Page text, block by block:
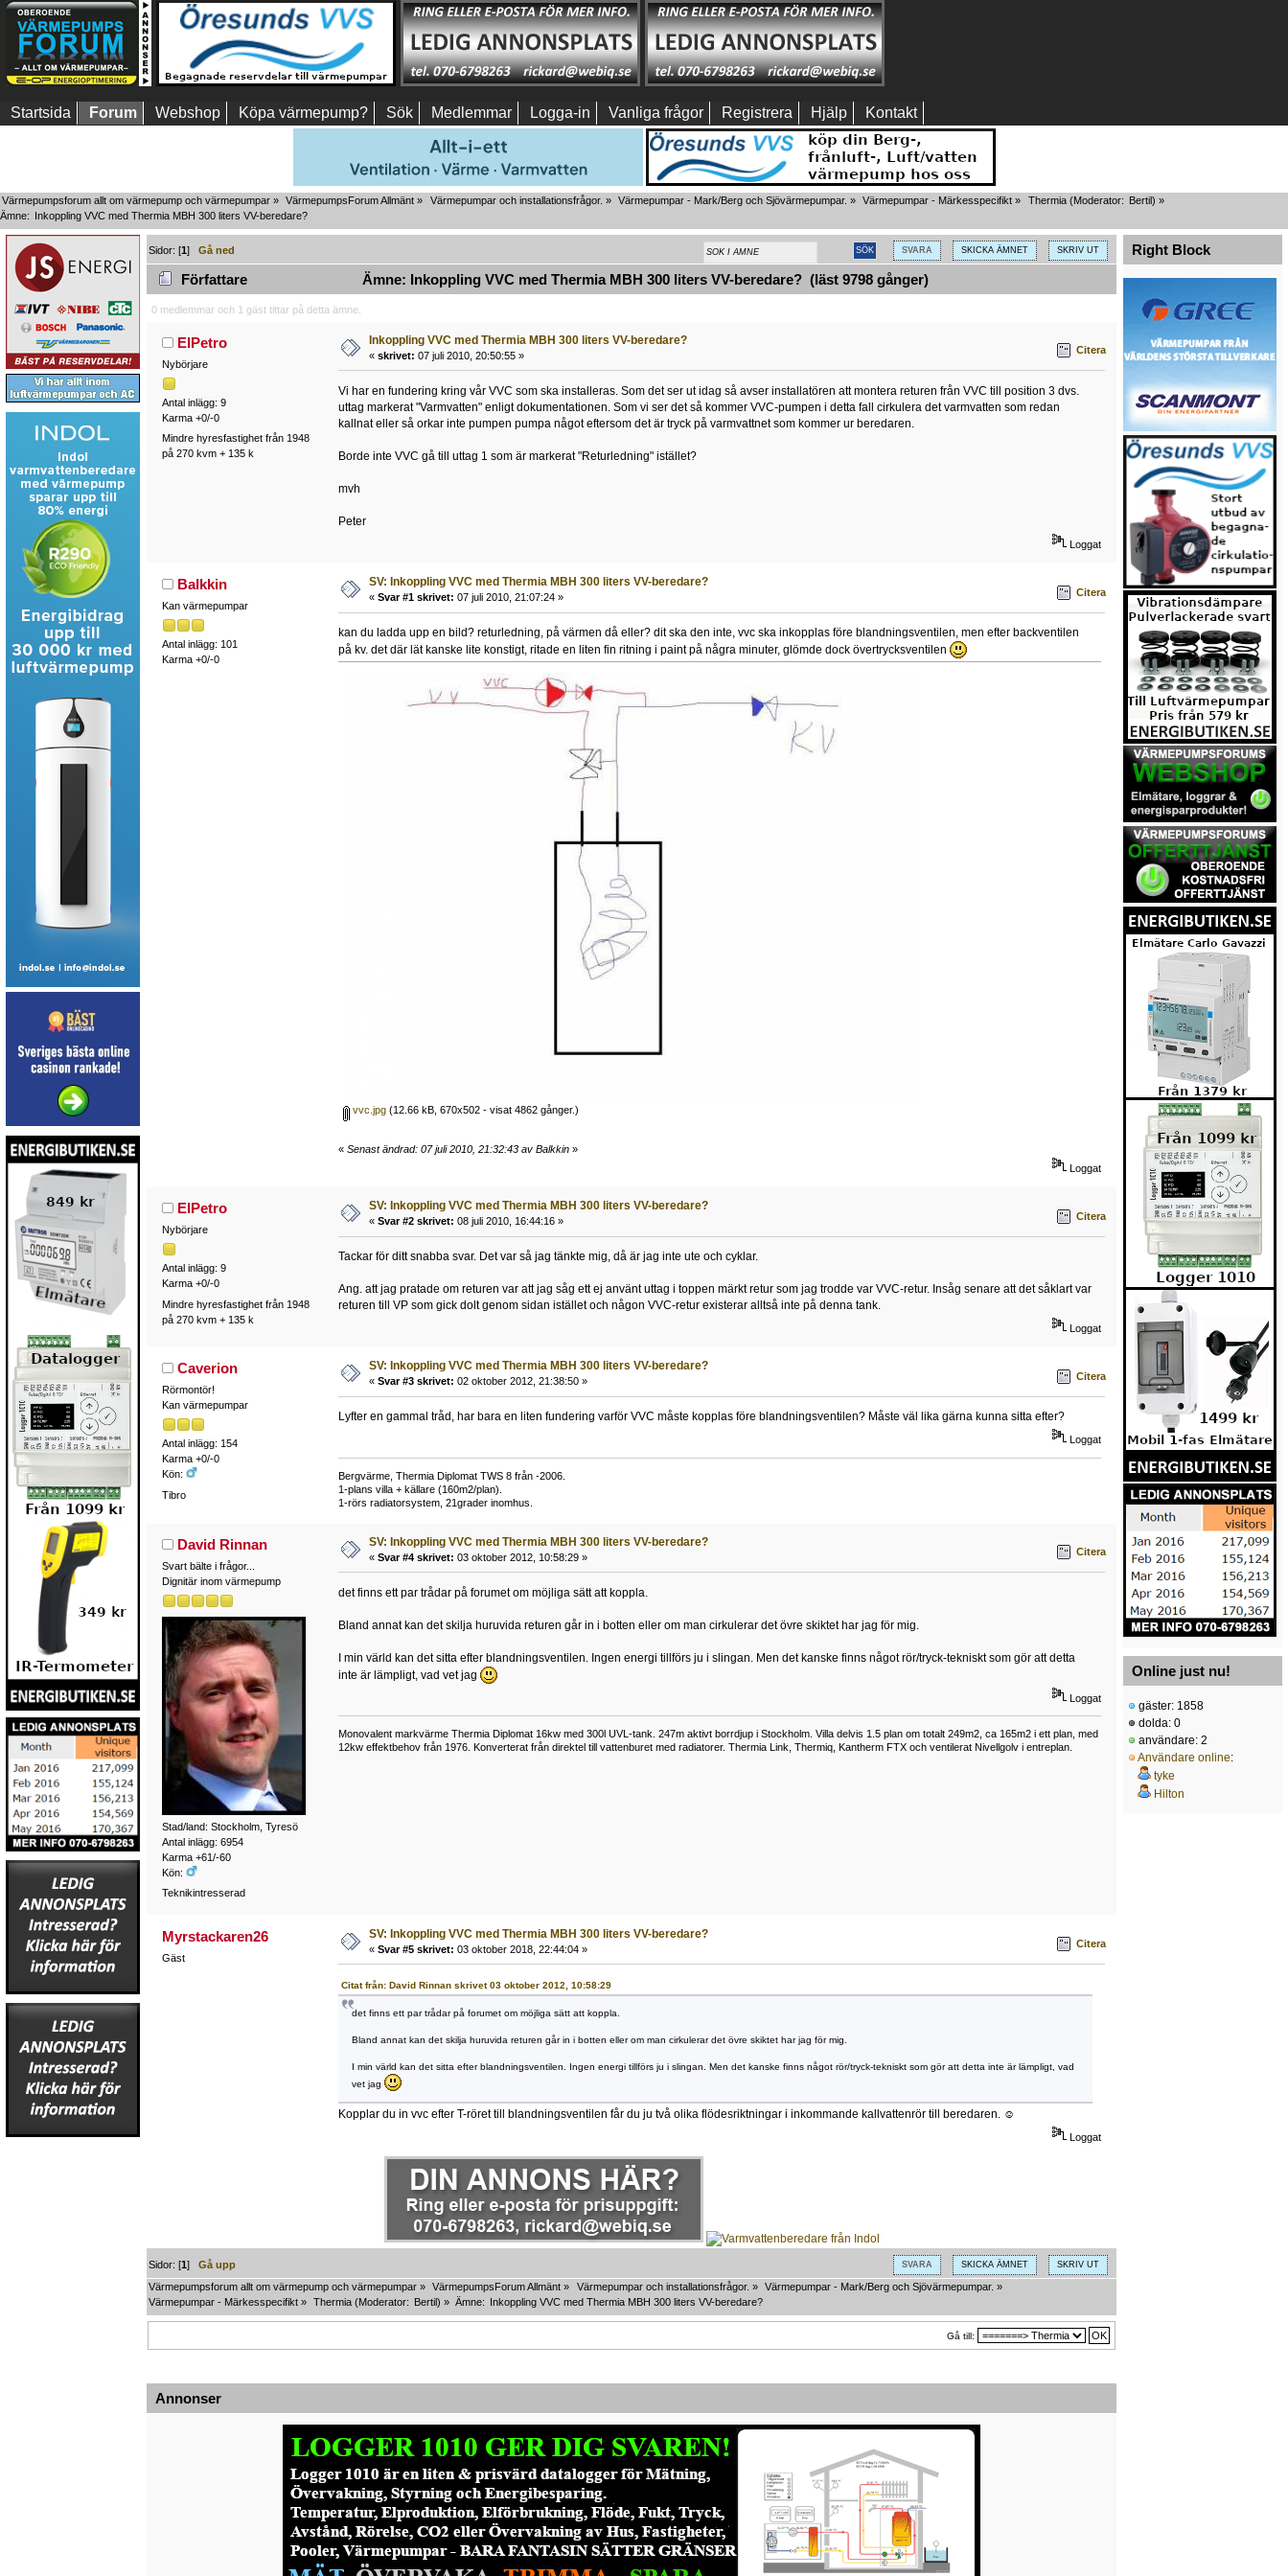
Startsida Forum Webshop Köpa värmepump? Sök Medlemmar Logga-in Vanliga frågor Registrera Hjälp Kontakt
Värmepumpsforum allt om värmepump och värmepumpar » VärmepumpsForum Allmänt » Värmepumpar och installationsfrågor. » Värmepumpar - Mark/Berg och Sjövärmepumpar. » Värmepumpar - Märkesspecifikt » Thermia(Moderator: Bertil) »
Ämne: Inkoppling VVC med Thermia MBH 300 liters VV-beredare?
SVARA SKICKA ÄMNET SKRIV UT
Sidor: [1]Gå ned
Författare Ämne: Inkoppling VVC med Thermia MBH 300 liters VV-beredare? (läst 9798 gånger)
0 medlemmar och 1 gäst tittar på detta ämne.
ElPetro
Nybörjare
Antal inlägg: 9
Karma +0/-0
Mindre hyresfastighet från 1948
på 270 kvm + 135 k
Inkoppling VVC med Thermia MBH 300 liters VV-beredare?
« skrivet: 07 juli 2010, 20:50:55 » Citera
Vi har en fundering kring vår VVC som ska installeras. Som det ser ut idag så avser installatören att montera returen från VVC till position 3 dvs.
uttag markerat "Varmvatten" enligt dokumentationen. Som vi ser det så kommer VVC-pumpen i detta fall cirkulera det varmvatten som redan
kallnat eller så orkar inte pumpen pumpa något eftersom det är tryck på varmvattnet som kommer ur beredaren.
Borde inte VVC gå till uttag 1 som är markerat "Returledning" istället?
mvh
Peter
Loggat
Balkkin
Kan värmepumpar
Antal inlägg: 101
Karma +0/-0
SV: Inkoppling VVC med Thermia MBH 300 liters VV-beredare?
« Svar #1 skrivet: 07 juli 2010, 21:07:24 » Citera
kan du ladda upp en bild? returledning, på värmen då eller? dit ska den inte, vvc ska inkopplas före blandningsventilen, men efter backventilen
på kv. det där lät kanske lite konstigt, ritade en liten fin ritning i paint på några minuter, glömde dock övertrycksventilen
vvc.jpg(12.66 kB, 670x502 - visat 4862 gånger.)
« Senast ändrad: 07 juli 2010, 21:32:43 av Balkkin»
Loggat
ElPetro
Nybörjare
Antal inlägg: 9
Karma +0/-0
Mindre hyresfastighet från 1948
på 270 kvm + 135 k
SV: Inkoppling VVC med Thermia MBH 300 liters VV-beredare?
« Svar #2 skrivet: 08 juli 2010, 16:44:16 » Citera
Tackar för ditt snabba svar. Det var så jag tänkte mig, då är jag inte ute och cyklar.
Ang. att jag pratade om returen var att jag såg ett ej använt uttag i toppen märkt retur som jag trodde var VVC-retur. Insåg senare att det såklart var
returen till VP som gick dolt genom sidan istället och någon VVC-retur existerar alltså inte på denna tank.
Loggat
Caverion
Rörmontör!
Kan värmepumpar
Antal inlägg: 154
Karma +0/-0
Kön:
Tibro
SV: Inkoppling VVC med Thermia MBH 300 liters VV-beredare?
« Svar #3 skrivet: 02 oktober 2012, 21:38:50 » Citera
Lyfter en gammal tråd, har bara en liten fundering varför VVC måste kopplas före blandningsventilen? Måste väl lika gärna kunna sitta efter?
Loggat
Bergvärme, Thermia Diplomat TWS 8 från -2006.
1-plans villa + källare (160m2/plan).
1-rörs radiatorsystem, 21grader inomhus.
David Rinnan
Svart bälte i frågor...
Dignitär inom värmepump
Stad/land: Stockholm, Tyresö
Antal inlägg: 6954
Karma +61/-60
Kön:
Teknikintresserad
SV: Inkoppling VVC med Thermia MBH 300 liters VV-beredare?
« Svar #4 skrivet: 03 oktober 2012, 10:58:29 » Citera
det finns ett par trådar på forumet om möjliga sätt att koppla.
Bland annat kan det skilja huruvida returen går in i botten eller om man cirkulerar det övre skiktet har jag för mig.
I min värld kan det sitta efter blandningsventilen. Ingen energi tillförs ju i slingan. Men det kanske finns något rör/tryck-tekniskt som gör att detta
inte är lämpligt, vad vet jag
Loggat
Monovalent markvärme Thermia Diplomat 16kw med 300l UVL-tank. 247m aktivt borrdjup i Stockholm. Villa delvis 1.5 plan om totalt 249m2, ca 165m2 i ett plan, med
12kw effektbehov från 1976. Konverterat från direktel till vattenburet med radiatorer. Thermia Link, Thermiq, Kantherm FTX och ventilerat Nivellgolv i entreplan.
Myrstackaren26
Gäst
SV: Inkoppling VVC med Thermia MBH 300 liters VV-beredare?
« Svar #5 skrivet: 03 oktober 2018, 22:44:04 » Citera
Citat från: David Rinnan skrivet 03 oktober 2012, 10:58:29
det finns ett par trådar på forumet om möjliga sätt att koppla.
Bland annat kan det skilja huruvida returen går in i botten eller om man cirkulerar det övre skiktet har jag för mig.
I min värld kan det sitta efter blandningsventilen. Ingen energi tillförs ju i slingan. Men det kanske finns något rör/tryck-tekniskt som gör att detta inte är lämpligt, vad
vet jag
Kopplar du in vvc efter T-röret till blandningsventilen får du ju två olika flödesriktningar i inkommande kallvattenrör till beredaren. ☺
Loggat
SVARA SKICKA ÄMNET SKRIV UT
Sidor: [1]Gå upp
Värmepumpsforum allt om värmepump och värmepumpar » VärmepumpsForum Allmänt » Värmepumpar och installationsfrågor. » Värmepumpar - Mark/Berg och Sjövärmepumpar. »
Värmepumpar - Märkesspecifikt » Thermia (Moderator: Bertil) » Ämne: Inkoppling VVC med Thermia MBH 300 liters VV-beredare?
Gå till:
Annonser
Right Block
Online just nu!
gäster: 1858
dolda: 0
användare: 2
Användare online:
tyke
Hilton